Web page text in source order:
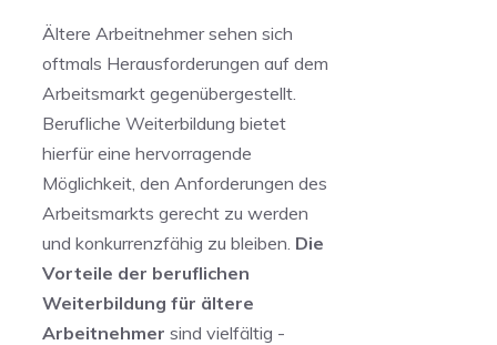
Ältere Arbeitnehmer⁣ sehen sich
oftmals Herausforderungen auf dem
Arbeitsmarkt gegenübergestellt.
Berufliche Weiterbildung​ bietet
hierfür eine hervorragende
Möglichkeit, den Anforderungen des
Arbeitsmarkts gerecht‍ zu ‍werden
und konkurrenzfähig zu​ bleiben. Die
Vorteile der​ beruflichen
Weiterbildung ‍für ältere
Arbeitnehmer ⁣sind vielfältig -